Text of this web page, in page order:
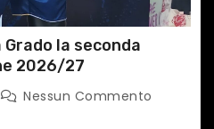
Grado la seconda
2026/27
Nessun Commento